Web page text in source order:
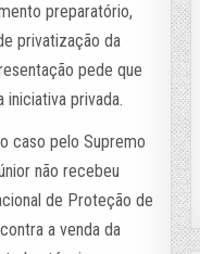
preparatório,
privatização da
pede que
privada.
caso pelo Supremo
não recebeu
de Proteção de
a venda da